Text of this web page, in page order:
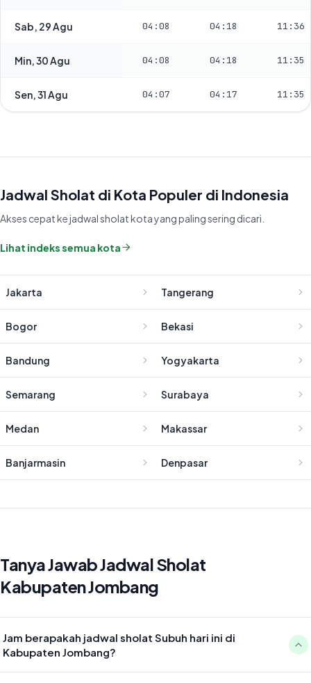
Sab, 29 Agu 04:08 04:18 11:36
Min, 30 Agu 04:08 04:18 11:35
Sen, 31 Agu 04:07 04:17 11:35
Jadwal Sholat di Kota Populer di Indonesia
Akses cepat ke jadwal sholat kota yang paling sering dicari.
Lihat indeks semua kota
Jakarta Tangerang
Bogor Bekasi
Bandung Yogyakarta
Semarang Surabaya
Medan Makassar
Banjarmasin Denpasar
Tanya Jawab Jadwal Sholat
Kabupaten Jombang
Jam berapakah jadwal sholat Subuh hari ini di
Kabupaten Jombang?